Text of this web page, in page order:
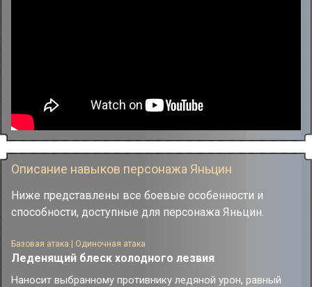
Описание навыков персонажа Яньцин
Ниже представлены все боевые особенности и
способности, доступные для персонажа Яньцин.
Базовая атака | Одиночная атака
Леденящий блеск холодного лезвия
Наносит выбранному противнику ледяной урон, равный